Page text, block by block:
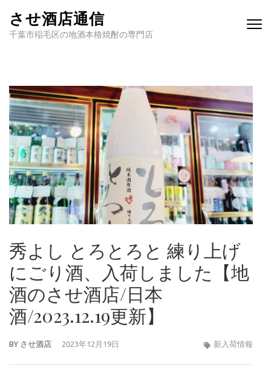
させ酒店通信
千葉市稲毛区の地酒本格焼酎の専門店
秀よし とろとろと 練り上げ
にごり酒、入荷しました【地
酒のさせ酒店/日本
酒/2023.12.19更新】
BY させ酒店 2023年12月19日 新入荷情報